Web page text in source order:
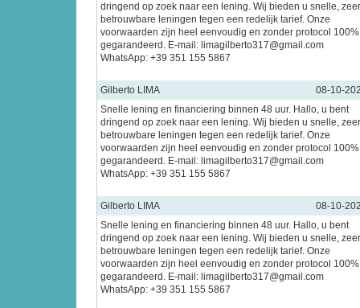
dringend op zoek naar een lening. Wij bieden u snelle, zeer
betrouwbare leningen tegen een redelijk tarief. Onze
voorwaarden zijn heel eenvoudig en zonder protocol 100%
gegarandeerd. E-mail: limagilberto317@gmail.com
WhatsApp: +39 351 155 5867
Gilberto LIMA
08-10-
Snelle lening en financiering binnen 48 uur. Hallo, u bent
dringend op zoek naar een lening. Wij bieden u snelle, zeer
betrouwbare leningen tegen een redelijk tarief. Onze
voorwaarden zijn heel eenvoudig en zonder protocol 100%
gegarandeerd. E-mail: limagilberto317@gmail.com
WhatsApp: +39 351 155 5867
Gilberto LIMA
08-10-
Snelle lening en financiering binnen 48 uur. Hallo, u bent
dringend op zoek naar een lening. Wij bieden u snelle, zeer
betrouwbare leningen tegen een redelijk tarief. Onze
voorwaarden zijn heel eenvoudig en zonder protocol 100%
gegarandeerd. E-mail: limagilberto317@gmail.com
WhatsApp: +39 351 155 5867